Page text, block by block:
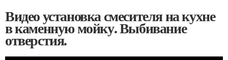
Видео установка смесителя на кухне
в каменную мойку. Выбивание
отверстия.